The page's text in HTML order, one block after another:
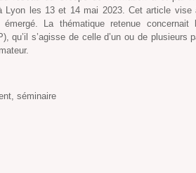
Lyon les 13 et 14 mai 2023. Cet article
La thématique retenue concernait
qu’il s’agisse de celle d’un ou de
séminaire